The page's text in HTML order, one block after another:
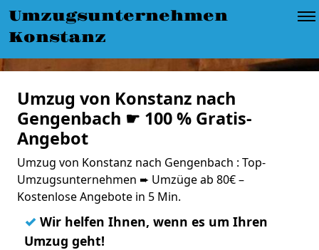
Umzugsunternehmen
Konstanz
Umzug von Konstanz nach
Gengenbach ☛ 100 % Gratis-
Angebot
Umzug von Konstanz nach Gengenbach : Top-
Umzugsunternehmen ➨ Umzüge ab 80€ –
Kostenlose Angebote in 5 Min.
✓ Wir helfen Ihnen, wenn es um Ihren
Umzug geht!